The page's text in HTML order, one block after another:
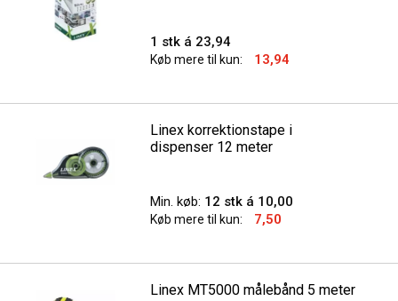
1 stk á 23,94
Køb mere til kun: 13,94
Linex korrektionstape i
dispenser 12 meter
Min. køb: 12 stk á 10,00
Køb mere til kun: 7,50
Linex MT5000 målebånd 5 meter